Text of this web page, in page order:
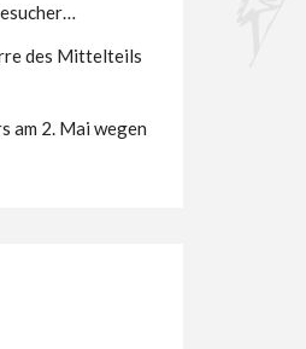
des Mittelteils
am 2. Mai wegen